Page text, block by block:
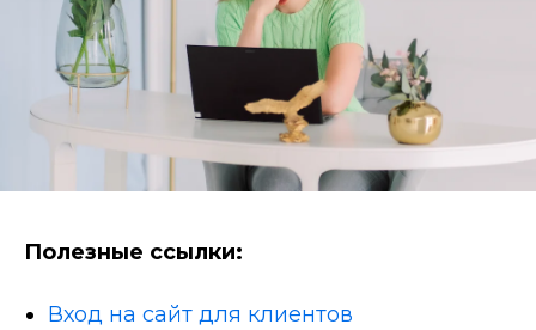
Полезные ссылки:
Вход на сайт для клиентов